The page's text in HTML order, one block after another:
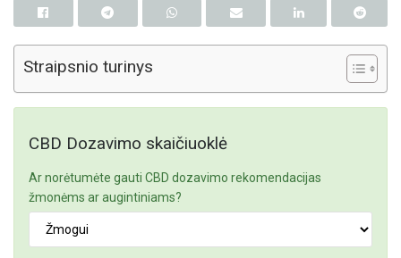
Straipsnio turinys
CBD Dozavimo skaičiuoklė
Ar norėtumėte gauti CBD dozavimo rekomendacijas
žmonėms ar augintiniams?